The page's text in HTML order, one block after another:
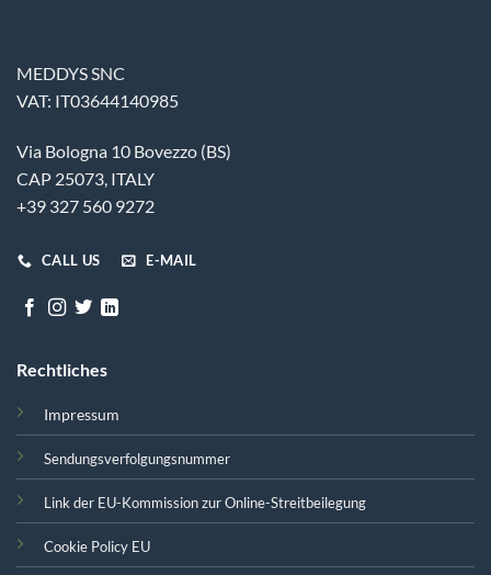
MEDDYS SNC
VAT: IT03644140985
Via Bologna 10 Bovezzo (BS)
CAP 25073, ITALY
+39 327 560 9272
CALL US E-MAIL
Rechtliches
Impressum
Sendungsverfolgungsnummer
Link der EU-Kommission zur Online-Streitbeilegung
Cookie Policy EU